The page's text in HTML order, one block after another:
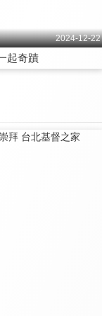
2024-12-22
起奇蹟